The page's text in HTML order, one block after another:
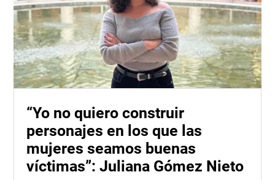
“Yo no quiero construir
personajes en los que las
mujeres seamos buenas
víctimas”: Juliana Gómez Nieto